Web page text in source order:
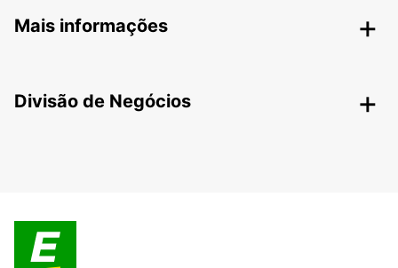
Mais informações
Divisão de Negócios